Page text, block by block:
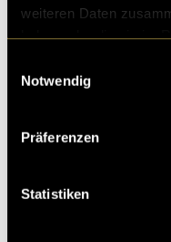
weiteren Daten
Notwendig
Präferenzen
Statistiken
Ähnliche Artikel